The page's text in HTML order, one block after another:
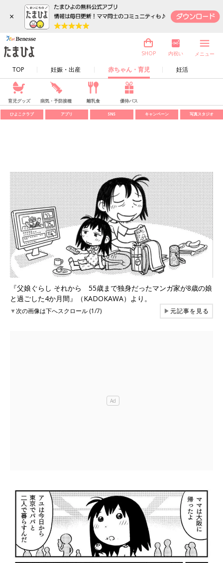
×
TOP 妊娠・出産 赤ちゃん・育児 妊活
SHOP 内祝い メニュー
育児グッズ 病気・予防接種 離乳食 優待パス
ひよこクラブ アプリ SNS キャンペーン 写真スタジオ
『父娘ぐらし それから 55歳まで独身だったマンガ家が8歳の娘
と過ごした4か月間』（KADOKAWA）より。
▼次の画像は下へスクロール (1/7) ▶元記事を見る